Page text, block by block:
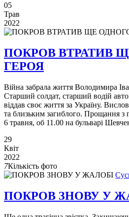
05
Трав
2022
ПОКРОВ ВТРАТИВ
ГЕРОЯ
Війна забрала життя Володимира
Старший солдат, старший водій
віддав своє життя за Україну.
та близьким загиблого. Прощання з
6 травня, об 11.00 на бульварі
29
Квіт
2022
7Кількість фото
ПОКРОВ ЗНОВУ У